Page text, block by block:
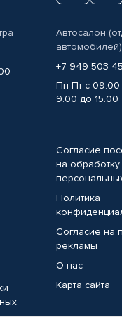
Автосалон
автомобилей)
+7 949 503-
Пн-Пт с
9.00 до 15.00
Согласие
на обработку
Политика
Согласие на
рекламы
О нас
Карта сайта